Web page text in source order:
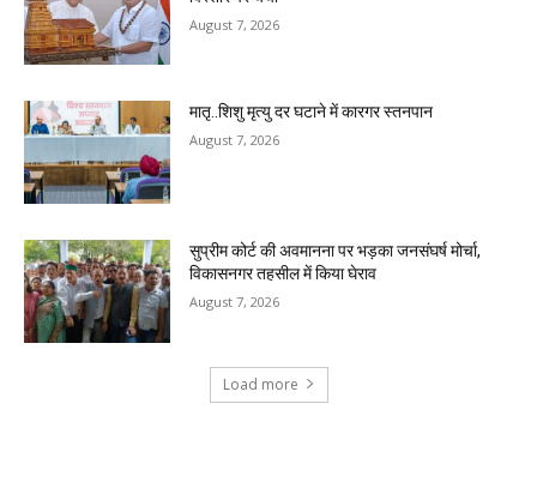
August 7, 2026
मातृ..शिशु मृत्यु दर घटाने में कारगर स्तनपान
August 7, 2026
सुप्रीम कोर्ट की अवमानना पर भड़का जनसंघर्ष मोर्चा,
विकासनगर तहसील में किया घेराव
August 7, 2026
Load more